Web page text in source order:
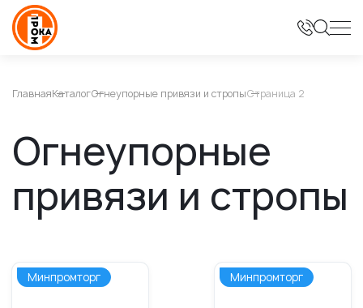
ГлавнаяКаталогОгнеупорные привязи и стропыСтраница 2
Огнеупорные
привязи и стропы
Минпромторг Минпромторг